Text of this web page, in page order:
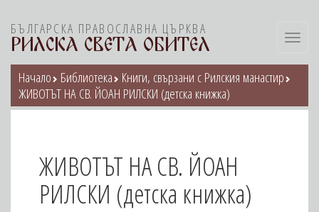
БЪЛГАРСКА ПРАВОСЛАВНА ЦЪРКВА
РИЛСКА СВЕТА ОБИТЕЛ
Начало Библиотека Книги, свързани с Рилския манастир
ЖИВОТЪТ НА СВ. ЙОАН РИЛСКИ (детска книжка)
ЖИВОТЪТ НА СВ. ЙОАН
РИЛСКИ (детска книжка)